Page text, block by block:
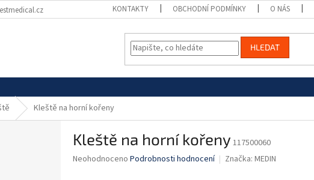
KONTAKTY OBCHODNÍ PODMÍNKY O NÁS
HLEDAT
Kleště na horní kořeny
Kleště na horní kořeny 117500060
Průměrné
Neohodnoceno Podrobnosti hodnocení Značka: MEDIN